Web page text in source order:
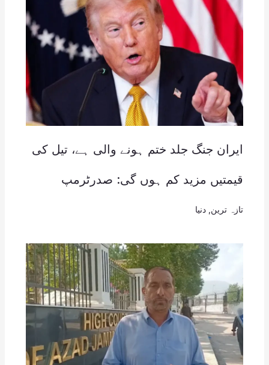
ایران جنگ جلد ختم ہونے والی ہے، تیل کی
قیمتیں مزید کم ہوں گی: صدرٹرمپ
تازہ ترین دنیا